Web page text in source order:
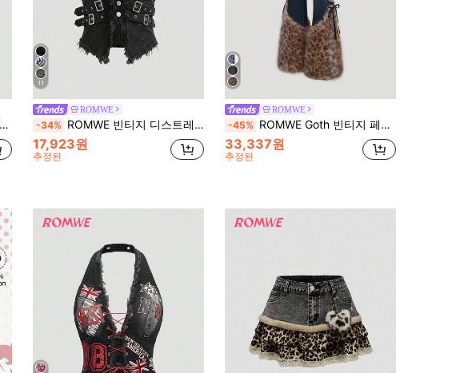
11
ROMWE
-34% ROMWE 빈티지 디스트레스드 레터 배지 섹시한 프레이드 백리스 홀터넥 데님 탑
17,923원
추정된
ROMWE
-45% ROMWE Goth 빈티지 페이디드 패치워크 레오파드 프린트 로우 웨이스트 청바지
33,337원
추정된